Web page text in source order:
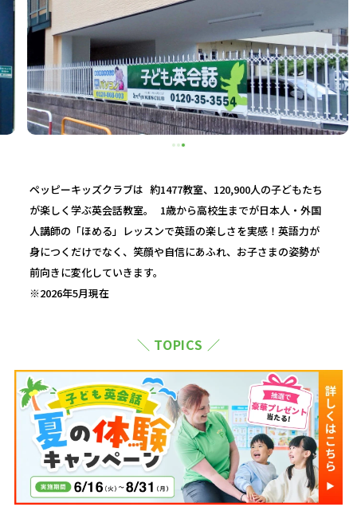
ペッピーキッズクラブは 約1477教室、120,900人の子どもたち
が楽しく学ぶ英会話教室。 1歳から高校生までが日本人・外国
人講師の「ほめる」レッスンで英語の楽しさを実感！英語力が
身につくだけでなく、笑顔や自信にあふれ、お子さまの姿勢が
前向きに変化していきます。
※2026年5月現在
＼ TOPICS ／